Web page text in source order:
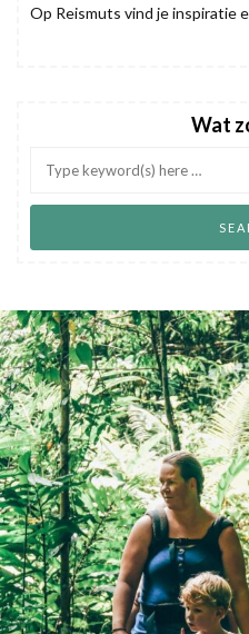
Op Reismuts vind je inspiratie
Wat